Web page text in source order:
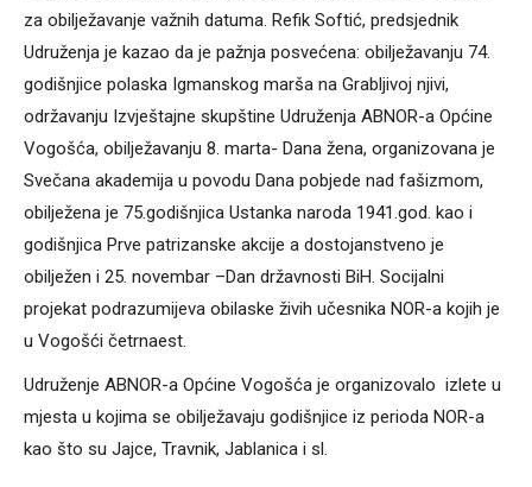
za obilježavanje važnih datuma. Refik Softić, predsjednik
Udruženja je kazao da je pažnja posvećena: obilježavanju 74.
godišnjice polaska Igmanskog marša na Grabljivoj njivi,
održavanju Izvještajne skupštine Udruženja ABNOR-a Općine
Vogošća, obilježavanju 8. marta- Dana žena, organizovana je
Svečana akademija u povodu Dana pobjede nad fašizmom,
obilježena je 75.godišnjica Ustanka naroda 1941.god. kao i
godišnjica Prve patrizanske akcije a dostojanstveno je
obilježen i 25. novembar –Dan državnosti BiH. Socijalni
projekat podrazumijeva obilaske živih učesnika NOR-a kojih je
u Vogošći četrnaest.
Udruženje ABNOR-a Općine Vogošća je organizovalo izlete u
mjesta u kojima se obilježavaju godišnjice iz perioda NOR-a
kao što su Jajce, Travnik, Jablanica i sl.